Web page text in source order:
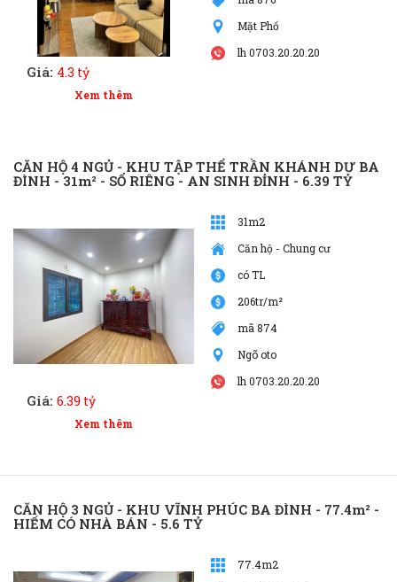
Giá: 4.3 tỷ
Xem thêm
Mặt Phố
lh 0703.20.20.20
CĂN HỘ 4 NGỦ - KHU TẬP THỂ TRẦN KHÁNH DƯ BA
ĐÌNH - 31m² - SỔ RIÊNG - AN SINH ĐỈNH - 6.39 TỶ
Giá: 6.39 tỷ
Xem thêm
31m2
Căn hộ - Chung cư
có TL
206tr/m²
mã 874
Ngõ oto
lh 0703.20.20.20
CĂN HỘ 3 NGỦ - KHU VĨNH PHÚC BA ĐÌNH - 77.4m² -
HIẾM CÓ NHÀ BÁN - 5.6 TỶ
77.4m2